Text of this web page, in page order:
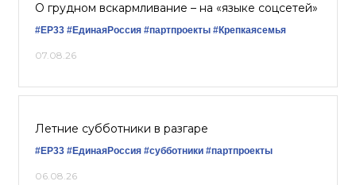
О грудном вскармливание – на «языке соцсетей»
#ЕР33 #‎ЕдинаяРоссия #партпроекты #Крепкаясемья
07.08.26
Летние субботники в разгаре
#ЕР33 #‎ЕдинаяРоссия #субботники #партпроекты
06.08.26